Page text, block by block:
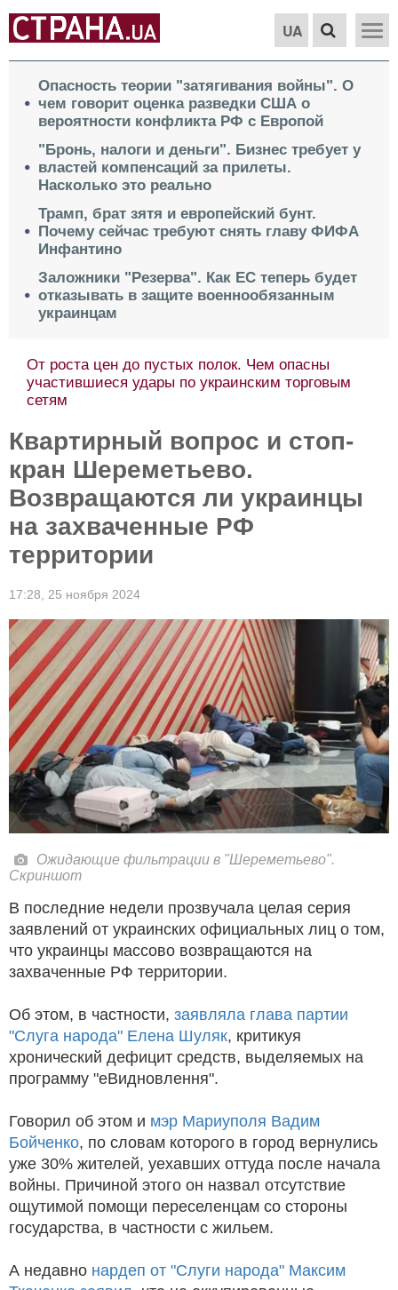
UA
Опасность теории "затягивания войны". О
чем говорит оценка разведки США о
вероятности конфликта РФ с Европой
"Бронь, налоги и деньги". Бизнес требует у
властей компенсаций за прилеты.
Насколько это реально
Трамп, брат зятя и европейский бунт.
Почему сейчас требуют снять главу ФИФА
Инфантино
Заложники "Резерва". Как ЕС теперь будет
отказывать в защите военнообязанным
украинцам
От роста цен до пустых полок. Чем опасны
участившиеся удары по украинским торговым
сетям
Квартирный вопрос и стоп-
кран Шереметьево.
Возвращаются ли украинцы
на захваченные РФ
территории
17:28, 25 ноября 2024
Ожидающие фильтрации в "Шереметьево".
Скриншот
В последние недели прозвучала целая серия
заявлений от украинских официальных лиц о том,
что украинцы массово возвращаются на
захваченные РФ территории.
Об этом, в частности, заявляла глава партии
"Слуга народа" Елена Шуляк, критикуя
хронический дефицит средств, выделяемых на
программу "еВидновлення".
Говорил об этом и мэр Мариуполя Вадим
Бойченко, по словам которого в город вернулись
уже 30% жителей, уехавших оттуда после начала
войны. Причиной этого он назвал отсутствие
ощутимой помощи переселенцам со стороны
государства, в частности с жильем.
А недавно нардеп от "Слуги народа" Максим